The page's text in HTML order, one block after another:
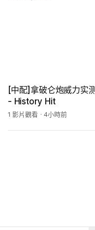
[中配]拿破仑炮威力实
- History Hit
1 影片觀看 4小時前